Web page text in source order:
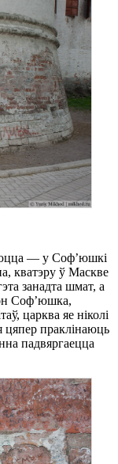
— у Соф’юшкі
кватэру ў Маскве
занадта шмат, а
Соф’юшка,
царква яе ніколі
цяпер праклінаюць
падвяргаецца